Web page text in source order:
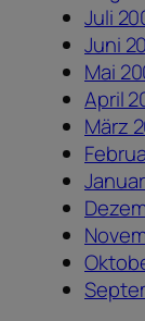
Juli
Juni
Mai
April
März